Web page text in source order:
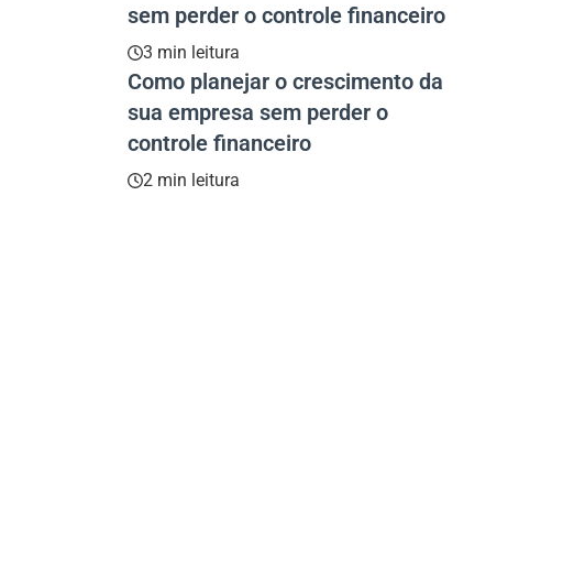
sem perder o controle financeiro
3 min leitura
Como planejar o crescimento da
sua empresa sem perder o
controle financeiro
2 min leitura